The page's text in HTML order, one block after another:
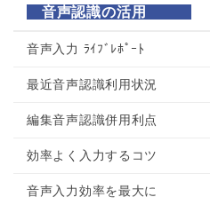
音声認識の活用
音声入力 ﾗｲﾌﾞﾚﾎﾟｰﾄ
最近音声認識利用状況
編集音声認識併用利点
効率よく入力するコツ
音声入力効率を最大に